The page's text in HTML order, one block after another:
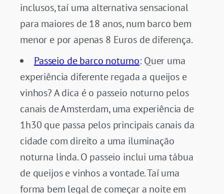
inclusos, taí uma alternativa sensacional
para maiores de 18 anos, num barco bem
menor e por apenas 8 Euros de diferença.
Passeio de barco noturno: Quer uma
experiência diferente regada a queijos e
vinhos? A dica é o passeio noturno pelos
canais de Amsterdam, uma experiência de
1h30 que passa pelos principais canais da
cidade com direito a uma iluminação
noturna linda. O passeio inclui uma tábua
de queijos e vinhos a vontade. Taí uma
forma bem legal de começar a noite em